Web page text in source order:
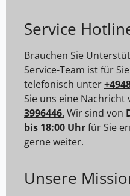
Service
Brauchen Sie
Service-Team ist für
telefonisch unter
Sie uns eine Nachricht
3996446. Wir sind von
bis 18:00 Uhrfür Sie
gerne weiter.
Unsere